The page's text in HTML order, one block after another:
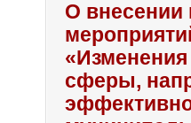
О внесении
сферы,